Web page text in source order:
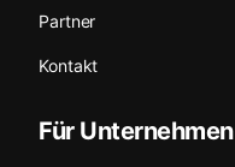
Partner
Kontakt
Für Unternehmen